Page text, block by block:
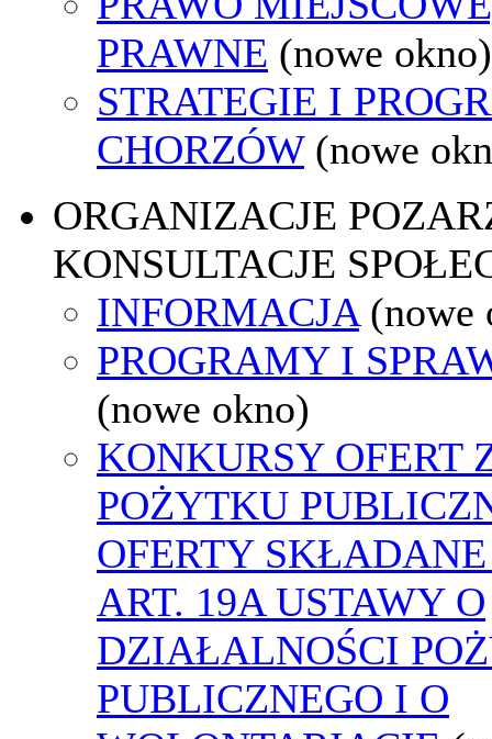
PRAWNE (nowe okno)
STRATEGIE I
CHORZÓW (nowe
ORGANIZACJE
KONSULTACJE
INFORMACJA (nowe
PROGRAMY I
(nowe okno)
KONKURSY OFERT
POŻYTKU
OFERTY
ART. 19A USTAWY O
DZIAŁALNOŚCI
PUBLICZNEGO I O